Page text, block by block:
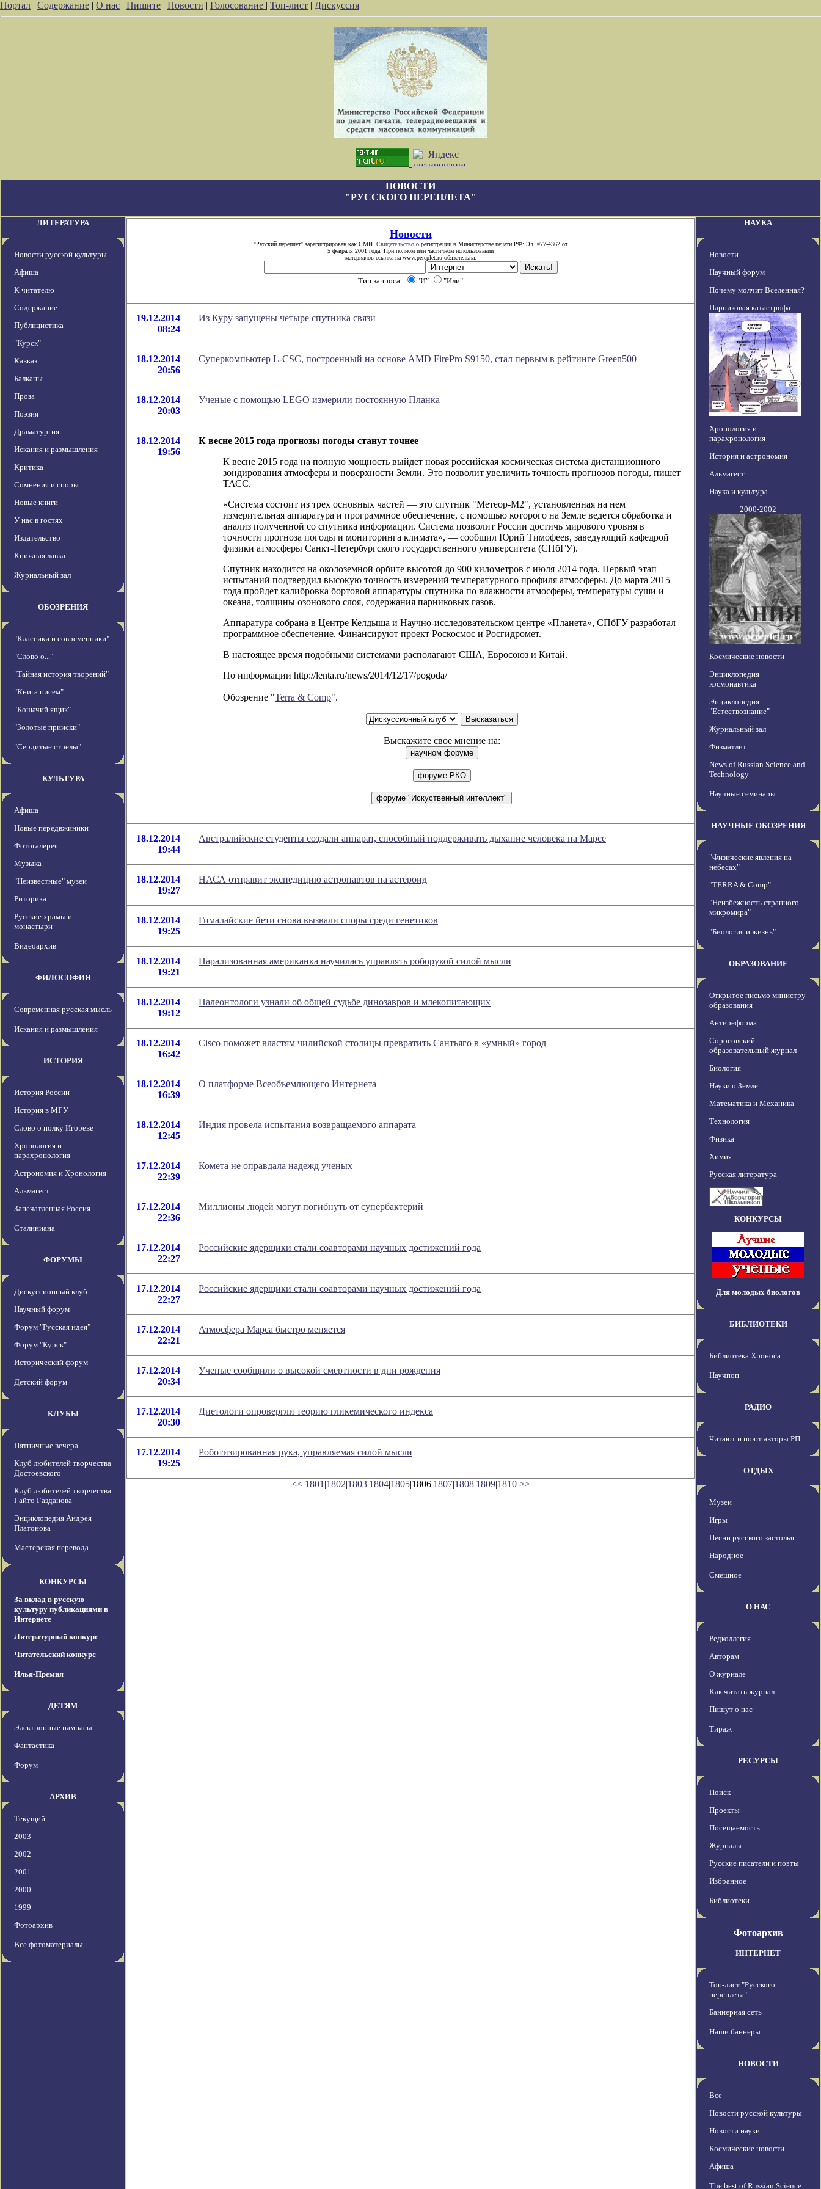
Портал | Содержание | О нас | Пишите | Новости | Голосование | Топ-лист | Дискуссия
НОВОСТИ
"РУССКОГО ПЕРЕПЛЕТА"
ЛИТЕРАТУРА
Новости русской культуры
Афиша
К читателю
Содержание
Публицистика
"Курск"
Кавказ
Балканы
Проза
Поэзия
Драматургия
Искания и размышления
Критика
Сомнения и споры
Новые книги
У нас в гостях
Издательство
Книжная лавка
Журнальный зал
ОБОЗРЕНИЯ
"Классики и современники"
"Слово о..."
"Тайная история творений"
"Книга писем"
"Кошачий ящик"
"Золотые прииски"
"Сердитые стрелы"
КУЛЬТУРА
Афиша
Новые передвжиники
Фотогалерея
Музыка
"Неизвестные" музеи
Риторика
Русские храмы и
монастыри
Видеоархив
ФИЛОСОФИЯ
Современная русская мысль
Искания и размышления
ИСТОРИЯ
История России
История в МГУ
Слово о полку Игореве
Хронология и
парахронология
Астрономия и Хронология
Альмагест
Запечатленная Россия
Сталиниана
ФОРУМЫ
Дискуссионный клуб
Научный форум
Форум "Русская идея"
Форум "Курск"
Исторический форум
Детский форум
КЛУБЫ
Пятничные вечера
Клуб любителей творчества
Достоевского
Клуб любителей творчества
Гайто Газданова
Энциклопедия Андрея
Платонова
Мастерская перевода
КОНКУРСЫ
За вклад в русскую
культуру публикациями в
Интернете
Литературный конкурс
Читательский конкурс
Илья-Премия
ДЕТЯМ
Электронные пампасы
Фантастика
Форум
АРХИВ
Текущий
2003
2002
2001
2000
1999
Фотоархив
Все фотоматериалы
Новости
"Русский переплет" зарегистрирован как СМИ. Свидетельство о регистрации в Министерстве печати РФ: Эл. #77-4362 от
5 февраля 2001 года. При полном или частичном использовании
материалов ссылка на www.pereplet.ru обязательна.
Тип запроса: "И" "Или"
19.12.2014
08:24
Из Куру запущены четыре спутника связи
18.12.2014
20:56
Суперкомпьютер L-CSC, построенный на основе AMD FirePro S9150, стал первым в рейтинге Green500
18.12.2014
20:03
Ученые с помощью LEGO измерили постоянную Планка
18.12.2014
19:56
К весне 2015 года прогнозы погоды станут точнее
К весне 2015 года на полную мощность выйдет новая российская космическая система дистанционного
зондирования атмосферы и поверхности Земли. Это позволит увеличить точность прогнозов погоды, пишет
ТАСС.
«Система состоит из трех основных частей — это спутник "Метеор-М2", установленная на нем
измерительная аппаратура и программное обеспечение, с помощью которого на Земле ведется обработка и
анализ полученной со спутника информации. Система позволит России достичь мирового уровня в
точности прогноза погоды и мониторинга климата», — сообщил Юрий Тимофеев, заведующий кафедрой
физики атмосферы Санкт-Петербургского государственного университета (СПбГУ).
Спутник находится на околоземной орбите высотой до 900 километров с июля 2014 года. Первый этап
испытаний подтвердил высокую точность измерений температурного профиля атмосферы. До марта 2015
года пройдет калибровка бортовой аппаратуры спутника по влажности атмосферы, температуры суши и
океана, толщины озонового слоя, содержания парниковых газов.
Аппаратура собрана в Центре Келдыша и Научно-исследовательском центре «Планета», СПбГУ разработал
программное обеспечение. Финансируют проект Роскосмос и Росгидромет.
В настоящее время подобными системами располагают США, Евросоюз и Китай.
По информации http://lenta.ru/news/2014/12/17/pogoda/
Обозрение "Terra & Comp".
Выскажите свое мнение на:
18.12.2014
19:44
Австралийские студенты создали аппарат, способный поддерживать дыхание человека на Марсе
18.12.2014
19:27
НАСА отправит экспедицию астронавтов на астероид
18.12.2014
19:25
Гималайские йети снова вызвали споры среди генетиков
18.12.2014
19:21
Парализованная американка научилась управлять роборукой силой мысли
18.12.2014
19:12
Палеонтологи узнали об общей судьбе динозавров и млекопитающих
18.12.2014
16:42
Cisco поможет властям чилийской столицы превратить Сантьяго в «умный» город
18.12.2014
16:39
О платформе Всеобъемлющего Интернета
18.12.2014
12:45
Индия провела испытания возвращаемого аппарата
17.12.2014
22:39
Комета не оправдала надежд ученых
17.12.2014
22:36
Миллионы людей могут погибнуть от супербактерий
17.12.2014
22:27
Российские ядерщики стали соавторами научных достижений года
17.12.2014
22:27
Российские ядерщики стали соавторами научных достижений года
17.12.2014
22:21
Атмосфера Марса быстро меняется
17.12.2014
20:34
Ученые сообщили о высокой смертности в дни рождения
17.12.2014
20:30
Диетологи опровергли теорию гликемического индекса
17.12.2014
19:25
Роботизированная рука, управляемая силой мысли
<< 1801 |1802|1803|1804|1805|1806|1807|1808|1809|1810 >>
НАУКА
Новости
Научный форум
Почему молчит Вселенная?
Парниковая катастрофа
Хронология и
парахронология
История и астрономия
Альмагест
Наука и культура
2000-2002
Космические новости
Энциклопедия
космонавтика
Энциклопедия
"Естествознание"
Журнальный зал
Физматлит
News of Russian Science and
Technology
Научные семинары
НАУЧНЫЕ ОБОЗРЕНИЯ
"Физические явления на
небесах"
"TERRA & Comp"
"Неизбежность странного
микромира"
"Биология и жизнь"
ОБРАЗОВАНИЕ
Открытое письмо министру
образования
Антиреформа
Соросовский
образовательный журнал
Биология
Науки о Земле
Математика и Механика
Технология
Физика
Химия
Русская литература
КОНКУРСЫ
Для молодых биологов
БИБЛИОТЕКИ
Библиотека Хроноса
Научпоп
РАДИО
Читают и поют авторы РП
ОТДЫХ
Музеи
Игры
Песни русского застолья
Народное
Смешное
О НАС
Редколлегия
Авторам
О журнале
Как читать журнал
Пишут о нас
Тираж
РЕСУРСЫ
Поиск
Проекты
Посещаемость
Журналы
Русские писатели и поэты
Избранное
Библиотеки
Фотоархив
ИНТЕРНЕТ
Топ-лист "Русского
переплета"
Баннерная сеть
Наши баннеры
НОВОСТИ
Все
Новости русской культуры
Новости науки
Космические новости
Афиша
The best of Russian Science